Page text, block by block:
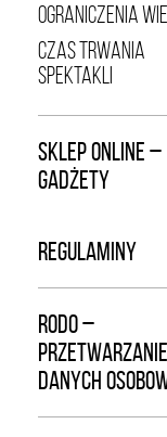
OGRANICZENIA
CZAS TRWANIA
SPEKTAKLI
SKLEP ONLINE –
GADŻETY
REGULAMINY
RODO –
PRZETWARZANIE
DANYCH